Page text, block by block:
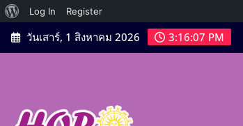
เกี่ยว
กับ
เวิร์ด
Log In
Register
Skip
to
วันเสาร์, 1 สิงหาคม 2026 3:16:08 PM